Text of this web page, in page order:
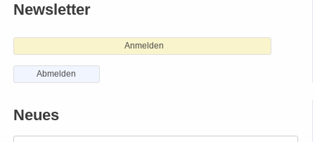
Newsletter
Anmelden
Abmelden
Neues